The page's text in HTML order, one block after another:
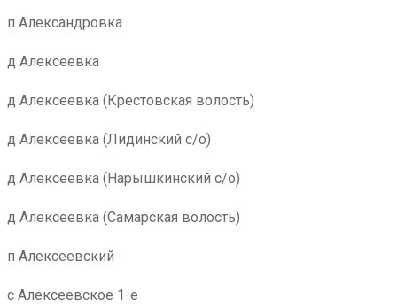
п Александровка
д Алексеевка
д Алексеевка (Крестовская волость)
д Алексеевка (Лидинский с/о)
д Алексеевка (Нарышкинский с/о)
д Алексеевка (Самарская волость)
п Алексеевский
с Алексеевское 1-е